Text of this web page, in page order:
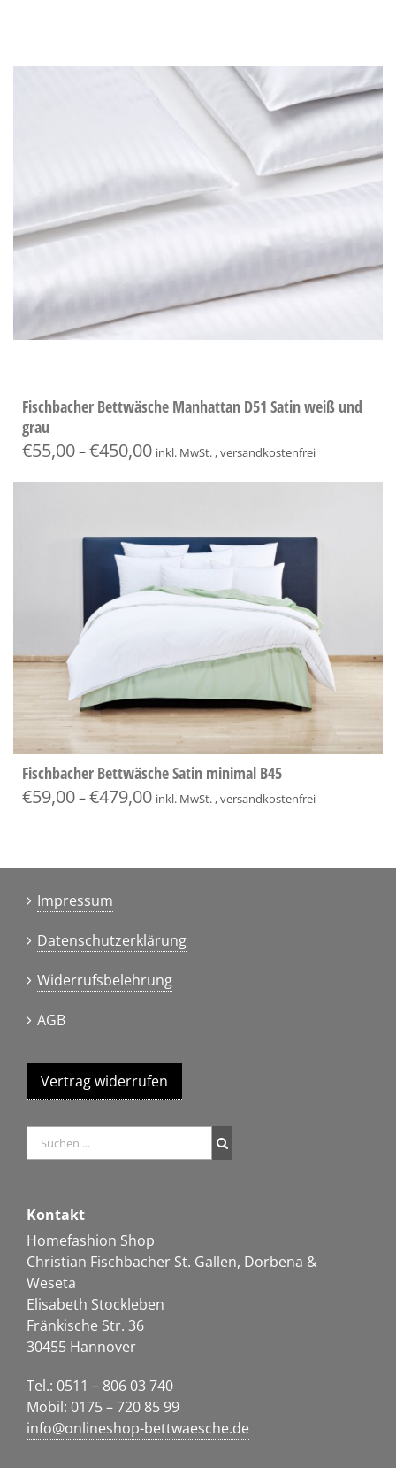
Fischbacher Bettwäsche Manhattan D51 Satin weiß und
grau
€55,00–€450,00 inkl. MwSt. , versandkostenfrei
Fischbacher Bettwäsche Satin minimal B45
€59,00–€479,00 inkl. MwSt. , versandkostenfrei
Impressum
Datenschutzerklärung
Widerrufsbelehrung
AGB
Vertrag widerrufen
Kontakt
Homefashion Shop
Christian Fischbacher St. Gallen, Dorbena &
Weseta
Elisabeth Stockleben
Fränkische Str. 36
30455 Hannover
Tel.: 0511 – 806 03 740
Mobil: 0175 – 720 85 99
info@onlineshop-bettwaesche.de